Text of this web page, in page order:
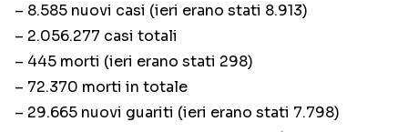
– 8.585 nuovi casi (ieri erano stati 8.913)
– 2.056.277 casi totali
– 445 morti (ieri erano stati 298)
– 72.370 morti in totale
– 29.665 nuovi guariti (ieri erano stati 7.798)